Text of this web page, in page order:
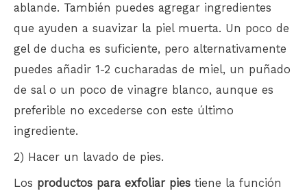
ablande. También puedes agregar ingredientes
que ayuden a suavizar la piel muerta. Un poco de
gel de ducha es suficiente, pero alternativamente
puedes añadir 1-2 cucharadas de miel, un puñado
de sal o un poco de vinagre blanco, aunque es
preferible no excederse con este último
ingrediente.
2) Hacer un lavado de pies.
Los productos para exfoliar pies tiene la función